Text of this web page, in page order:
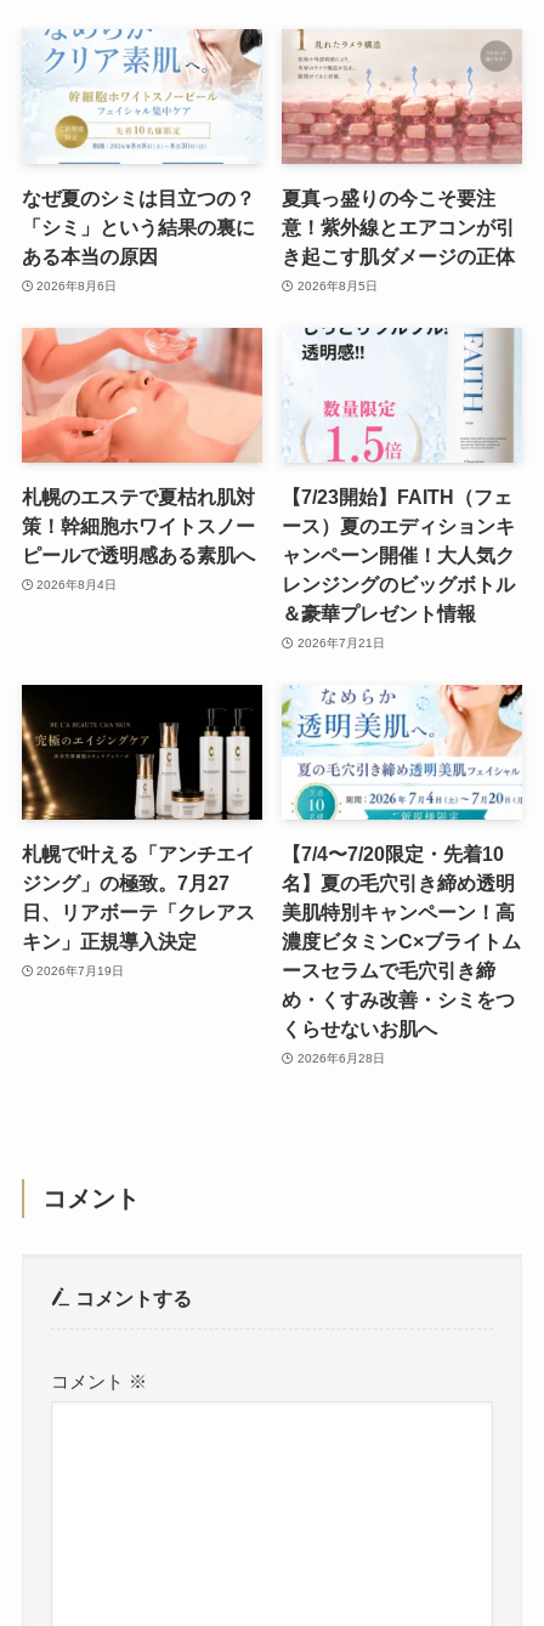
なぜ夏のシミは目立つの？
「シミ」という結果の裏に
ある本当の原因
2026年8月6日
夏真っ盛りの今こそ要注
意！紫外線とエアコンが引
き起こす肌ダメージの正体
2026年8月5日
札幌のエステで夏枯れ肌対
策！幹細胞ホワイトスノー
ピールで透明感ある素肌へ
2026年8月4日
【7/23開始】FAITH（フェ
ース）夏のエディションキ
ャンペーン開催！大人気ク
レンジングのビッグボトル
＆豪華プレゼント情報
2026年7月21日
札幌で叶える「アンチエイ
ジング」の極致。7月27
日、リアボーテ「クレアス
キン」正規導入決定
2026年7月19日
【7/4〜7/20限定・先着10
名】夏の毛穴引き締め透明
美肌特別キャンペーン！高
濃度ビタミンC×ブライトム
ースセラムで毛穴引き締
め・くすみ改善・シミをつ
くらせないお肌へ
2026年6月28日
コメント
コメントする
コメント ※